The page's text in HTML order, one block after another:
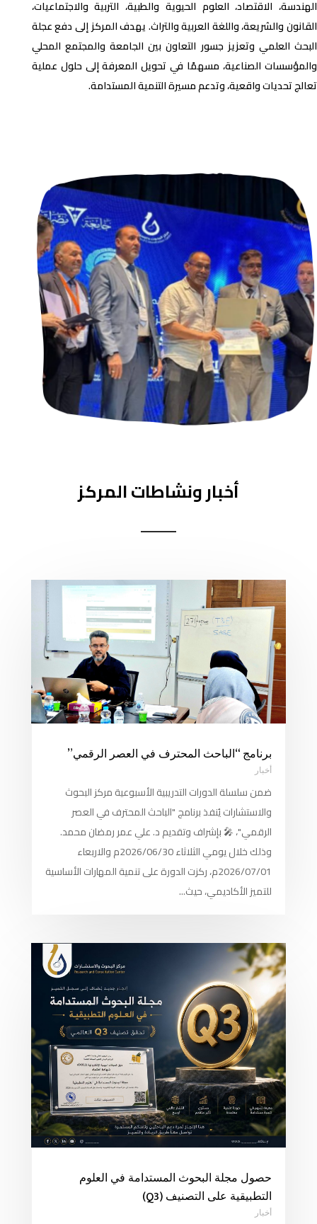
الهندسة، الاقتصاد، العلوم الحيوية والطبية، التربية والاجتماعيات،
القانون والشريعة، واللغة العربية والتراث. يهدف المركز إلى دفع عجلة
البحث العلمي وتعزيز جسور التعاون بين الجامعة والمجتمع المحلي
والمؤسسات الصناعية، مسهمًا في تحويل المعرفة إلى حلول عملية
تعالج تحديات واقعية، وتدعم مسيرة التنمية المستدامة.
أخبار ونشاطات المركز
برنامج “الباحث المحترف في العصر الرقمي”
أخبار
ضمن سلسلة الدورات التدريبية الأسبوعية مركز البحوث
والاستشارات يُنفذ برنامج "الباحث المحترف في العصر
الرقمي"، 🎤 بإشراف وتقديم د. علي عمر رمضان محمد.
وذلك خلال يومي الثلاثاء 2026/06/30م والاربعاء
2026/07/01م، ركزت الدورة على تنمية المهارات الأساسية
للتميز الأكاديمي، حيث...
حصول مجلة البحوث المستدامة في العلوم
التطبيقية على التصنيف (Q3)
أخبار